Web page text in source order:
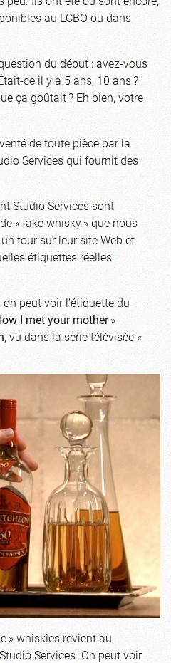
au LCBO ou dans
du début : avez-vous
ce il y a 5 ans, 10 ans ?
ça goûtait ? Eh bien, votre
de toute pièce par la
Services qui fournit des
Studio Services sont
« fake whisky » que nous
tour sur leur site Web et
étiquettes réelles
peut voir l’étiquette du
I met your mother»
, vu dans la série télévisée «
» whiskies revient au
Services. On peut voir